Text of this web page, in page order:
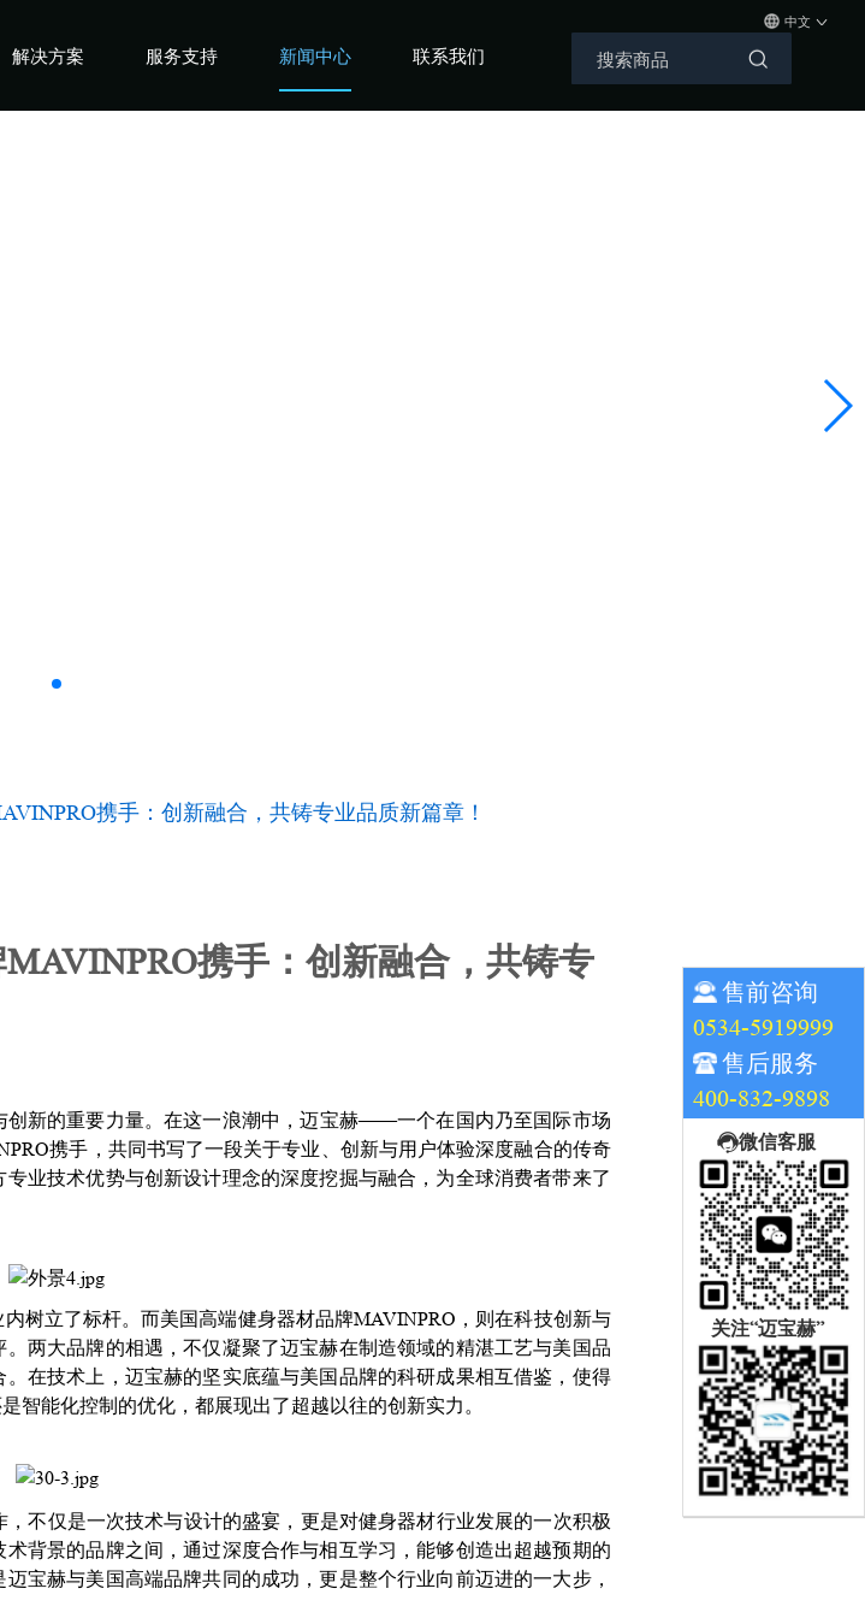
解决方案 服务支持 新闻中心 联系我们
中文
售前咨询
0534-5919999
售后服务
400-832-9898
微信客服
关注“迈宝赫”
携手：创新融合，共铸专业品质新篇章！
携手：创新融合，共铸专
新的重要力量。在这一浪潮中，迈宝赫——一个在国内乃至国际市场
携手，共同书写了一段关于专业、创新与用户体验深度融合的传奇
业技术优势与创新设计理念的深度挖掘与融合，为全球消费者带来了
树立了标杆。而美国高端健身器材品牌MAVINPRO，则在科技创新与
两大品牌的相遇，不仅凝聚了迈宝赫在制造领域的精湛工艺与美国品
在技术上，迈宝赫的坚实底蕴与美国品牌的科研成果相互借鉴，使得
智能化控制的优化，都展现出了超越以往的创新实力。
，不仅是一次技术与设计的盛宴，更是对健身器材行业发展的一次积极
背景的品牌之间，通过深度合作与相互学习，能够创造出超越预期的
宝赫与美国高端品牌共同的成功，更是整个行业向前迈进的一大步，